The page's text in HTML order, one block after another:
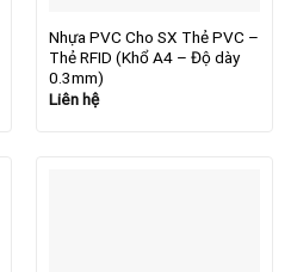
Nhựa PVC Cho SX Thẻ PVC –
Thẻ RFID (Khổ A4 – Độ dày
0.3mm)
Liên hệ